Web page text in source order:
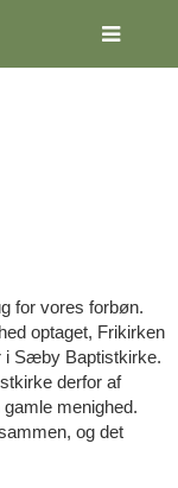
for vores forbøn.
optaget, Frikirken
i Sæby Baptistkirke.
derfor af
menighed.
og det